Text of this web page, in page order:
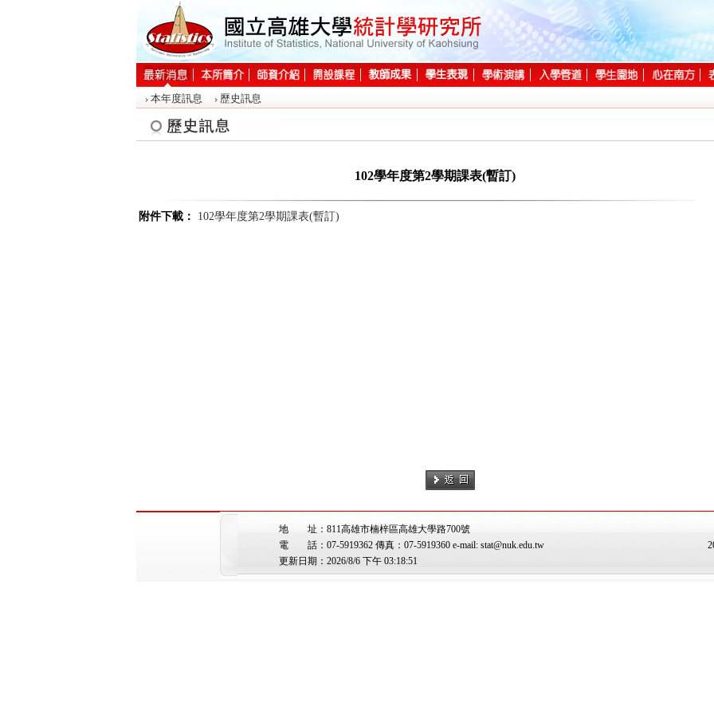
本年度訊息 歷史訊息
102學年度第2學期課表(暫訂)
附件下載： 102學年度第2學期課表(暫訂)
地 址：811高雄市楠梓區高雄大學路700號
電 話：07-5919362 傳真：07-5919360 e-mail: stat@nuk.edu.tw
更新日期：2026/8/6 下午 03:18:51